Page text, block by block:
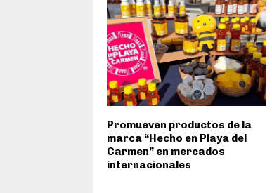
Promueven productos de la
marca “Hecho en Playa del
Carmen” en mercados
internacionales